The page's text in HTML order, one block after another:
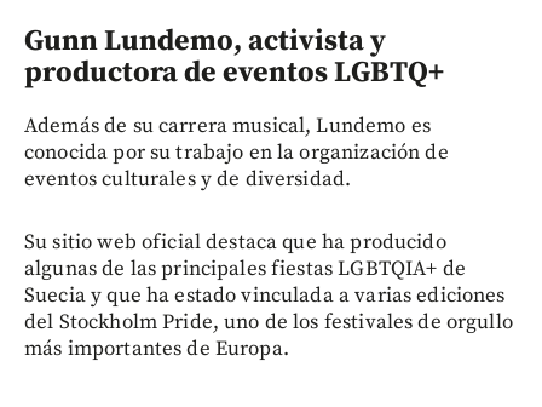
Gunn Lundemo, activista y
productora de eventos LGBTQ+
Además de su carrera musical, Lundemo es
conocida por su trabajo en la organización de
eventos culturales y de diversidad.
Su sitio web oficial destaca que ha producido
algunas de las principales fiestas LGBTQIA+ de
Suecia y que ha estado vinculada a varias ediciones
del Stockholm Pride, uno de los festivales de orgullo
más importantes de Europa.